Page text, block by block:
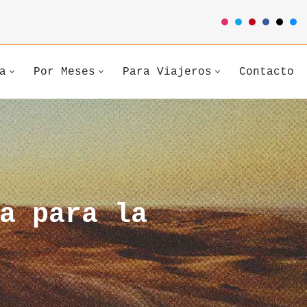
Por Meses Para Viajeros Contacto
para la